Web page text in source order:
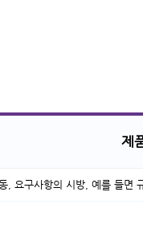
제
, 요구사항의 시방 , 예를 들면